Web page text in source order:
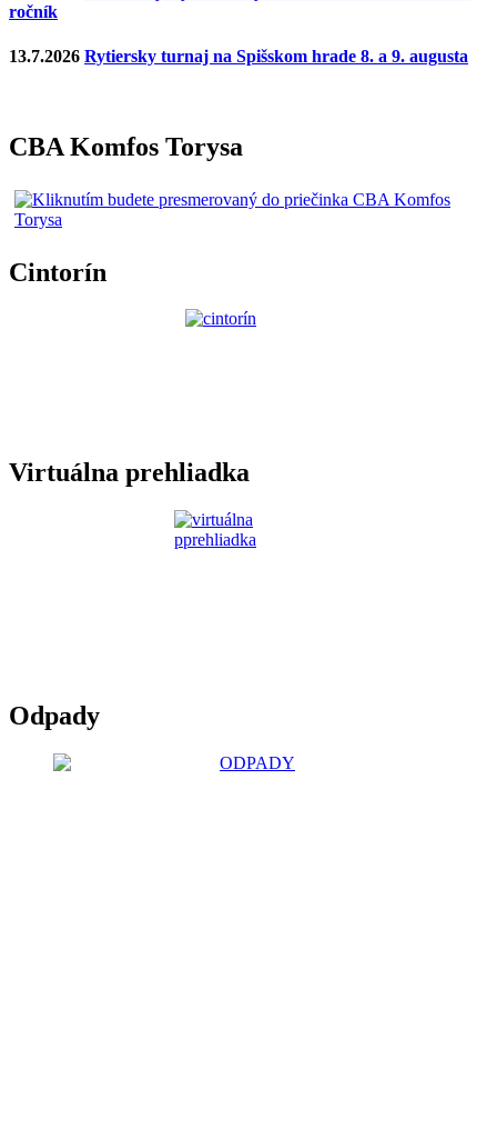
ročník
13.7.2026 Rytiersky turnaj na Spišskom hrade 8. a 9. augusta
CBA Komfos Torysa
Cintorín
Virtuálna prehliadka
Odpady